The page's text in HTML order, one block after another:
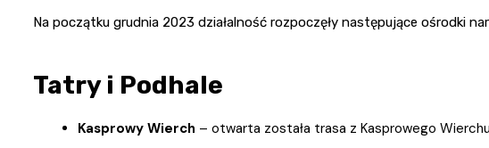
Na początku grudnia 2023 działalność rozpoczęły następujące ośrodki
Tatry i Podhale
Kasprowy Wierch – otwarta została trasa z Kasprowego